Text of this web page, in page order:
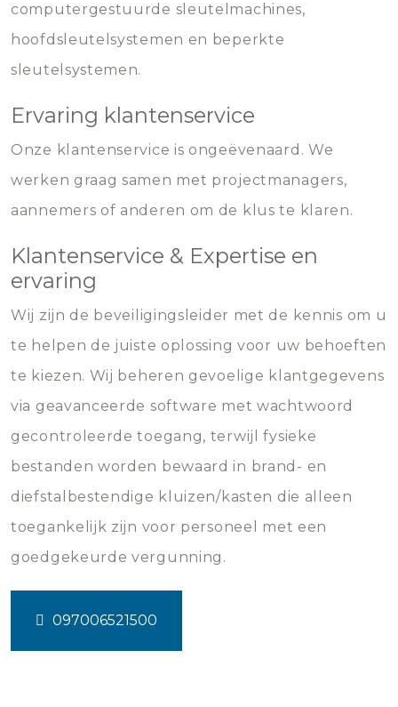
computergestuurde sleutelmachines,
hoofdsleutelsystemen en beperkte
sleutelsystemen.
Ervaring klantenservice
Onze klantenservice is ongeëvenaard. We
werken graag samen met projectmanagers,
aannemers of anderen om de klus te klaren.
Klantenservice & Expertise en
ervaring
Wij zijn de beveiligingsleider met de kennis om u
te helpen de juiste oplossing voor uw behoeften
te kiezen. Wij beheren gevoelige klantgegevens
via geavanceerde software met wachtwoord
gecontroleerde toegang, terwijl fysieke
bestanden worden bewaard in brand- en
diefstalbestendige kluizen/kasten die alleen
toegankelijk zijn voor personeel met een
goedgekeurde vergunning.
097006521500